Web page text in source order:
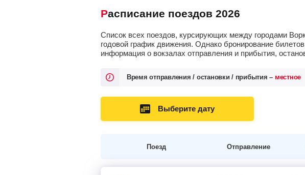
Расписание поездов 2026
Список всех поездов, курсирующих между городами
годовой график движения. Однако бронирование
информация о вокзалах отправления и прибытия,
Время отправления / остановки / прибытия – местное
Выберите дату
Поезд Отправление